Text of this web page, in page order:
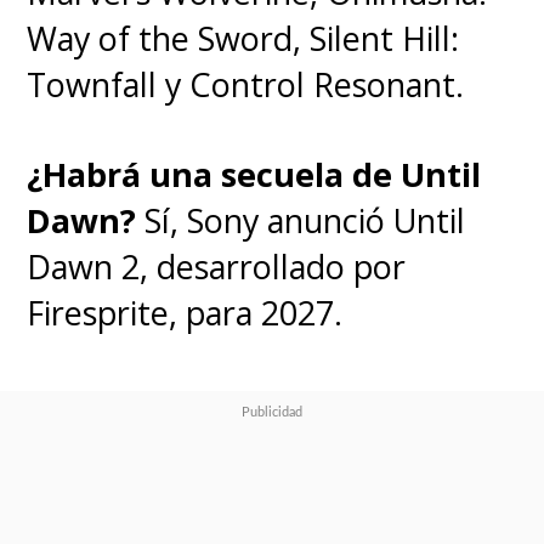
Way of the Sword, Silent Hill:
Townfall y Control Resonant.
¿Habrá una secuela de Until
Dawn? Sí, Sony anunció Until
Dawn 2, desarrollado por
Firesprite, para 2027.